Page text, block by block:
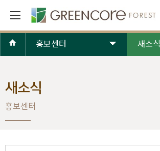
홍보센터 새소식
새소식
홍보센터